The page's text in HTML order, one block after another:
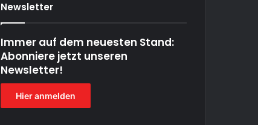
Newsletter
Immer auf dem neuesten Stand:
Abonniere jetzt unseren
Newsletter!
Hier anmelden